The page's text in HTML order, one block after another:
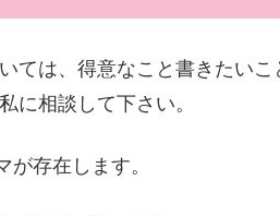
ては、得意なこと書きたい
に相談して下さい。
存在します。